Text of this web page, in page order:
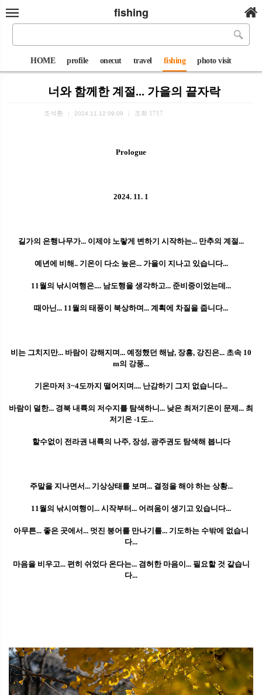
fishing
HOME profile onecut travel fishing photo visit
너와 함께한 계절... 가을의 끝자락
조석환 2024.11.12 09:09 조회 1717
Prologue
2024. 11. 1
길가의 은행나무가... 이제야 노랗게 변하기 시작하는... 만추의 계절...
예년에 비해.. 기온이 다소 높은... 가을이 지나고 있습니다...
11월의 낚시여행은.... 남도행을 생각하고... 준비중이었는데...
때아닌... 11월의 태풍이 북상하며... 계획에 차질을 줍니다...
비는 그치지만... 바람이 강해지며... 예정했던 해남, 장흥, 강진은... 초속 10
m의 강풍...
기온마저 3~4도까지 떨어지며.... 난감하기 그지 없습니다...
바람이 덜한... 경북 내륙의 저수지를 탐색하니... 낮은 최저기온이 문제... 최
저기온 -1도...
할수없이 전라권 내륙의 나주, 장성, 광주권도 탐색해 봅니다
주말을 지나면서... 기상상태를 보며... 결정을 해야 하는 상황...
11월의 낚시여행이... 시작부터... 어려움이 생기고 있습니다...
아무튼... 좋은 곳에서... 멋진 붕어를 만나기를... 기도하는 수밖에 없습니
다...
마음을 비우고... 편히 쉬었다 온다는... 겸허한 마음이... 필요할 것 같습니
다...